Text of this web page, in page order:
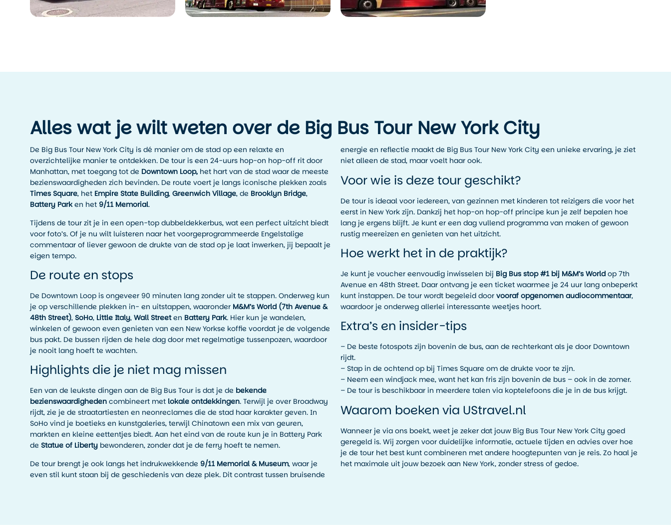
Alles wat je wilt weten over de Big Bus Tour New York City
De Big Bus Tour New York City is dé manier om de stad op een relaxte en
overzichtelijke manier te ontdekken. De tour is een 24-uurs hop-on hop-off rit door
Manhattan, met toegang tot de Downtown Loop, het hart van de stad waar de meeste
bezienswaardigheden zich bevinden. De route voert je langs iconische plekken zoals
Times Square, het Empire State Building, Greenwich Village, de Brooklyn Bridge,
Battery Park en het 9/11 Memorial.
Tijdens de tour zit je in een open-top dubbeldekkerbus, wat een perfect uitzicht biedt
voor foto’s. Of je nu wilt luisteren naar het voorgeprogrammeerde Engelstalige
commentaar of liever gewoon de drukte van de stad op je laat inwerken, jij bepaalt je
eigen tempo.
De route en stops
De Downtown Loop is ongeveer 90 minuten lang zonder uit te stappen. Onderweg kun
je op verschillende plekken in- en uitstappen, waaronder M&M’s World (7th Avenue &
48th Street), SoHo, Little Italy, Wall Streeten Battery Park. Hier kun je wandelen,
winkelen of gewoon even genieten van een New Yorkse koffie voordat je de volgende
bus pakt. De bussen rijden de hele dag door met regelmatige tussenpozen, waardoor
je nooit lang hoeft te wachten.
Highlights die je niet mag missen
Een van de leukste dingen aan de Big Bus Tour is dat je de bekende
bezienswaardigheden combineert met lokale ontdekkingen. Terwijl je over Broadway
rijdt, zie je de straatartiesten en neonreclames die de stad haar karakter geven. In
SoHo vind je boetieks en kunstgaleries, terwijl Chinatown een mix van geuren,
markten en kleine eettentjes biedt. Aan het eind van de route kun je in Battery Park
de Statue of Liberty bewonderen, zonder dat je de ferry hoeft te nemen.
De tour brengt je ook langs het indrukwekkende 9/11 Memorial & Museum, waar je
even stil kunt staan bij de geschiedenis van deze plek. Dit contrast tussen bruisende
energie en reflectie maakt de Big Bus Tour New York City een unieke ervaring, je ziet
niet alleen de stad, maar voelt haar ook.
Voor wie is deze tour geschikt?
De tour is ideaal voor iedereen, van gezinnen met kinderen tot reizigers die voor het
eerst in New York zijn. Dankzij het hop-on hop-off principe kun je zelf bepalen hoe
lang je ergens blijft. Je kunt er een dag vullend programma van maken of gewoon
rustig meereizen en genieten van het uitzicht.
Hoe werkt het in de praktijk?
Je kunt je voucher eenvoudig inwisselen bij Big Bus stop #1 bij M&M’s World op 7th
Avenue en 48th Street. Daar ontvang je een ticket waarmee je 24 uur lang onbeperkt
kunt instappen. De tour wordt begeleid door vooraf opgenomen audiocommentaar,
waardoor je onderweg allerlei interessante weetjes hoort.
Extra’s en insider-tips
– De beste fotospots zijn bovenin de bus, aan de rechterkant als je door Downtown
rijdt.
– Stap in de ochtend op bij Times Square om de drukte voor te zijn.
– Neem een windjack mee, want het kan fris zijn bovenin de bus – ook in de zomer.
– De tour is beschikbaar in meerdere talen via koptelefoons die je in de bus krijgt.
Waarom boeken via UStravel.nl
Wanneer je via ons boekt, weet je zeker dat jouw Big Bus Tour New York City goed
geregeld is. Wij zorgen voor duidelijke informatie, actuele tijden en advies over hoe
je de tour het best kunt combineren met andere hoogtepunten van je reis. Zo haal je
het maximale uit jouw bezoek aan New York, zonder stress of gedoe.